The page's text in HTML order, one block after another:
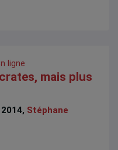
ligne
mais plus
Stéphane